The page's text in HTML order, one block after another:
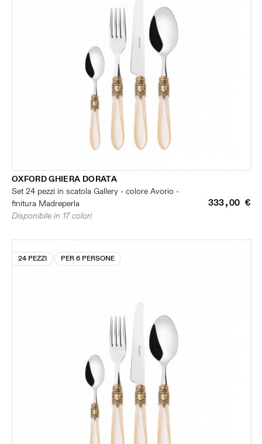
OXFORD GHIERA DORATA
Set 24 pezzi in scatola Gallery - colore Avorio -
finitura Madreperla
333,00 €
Disponibile in 17 colori
24 PEZZI PER 6 PERSONE